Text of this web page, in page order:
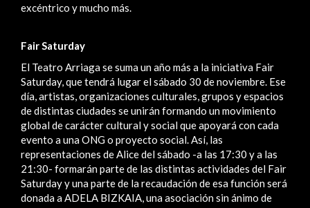
excéntrico y mucho más.
Fair Saturday
El Teatro Arriaga se suma un año más a la iniciativa Fair
Saturday, que tendrá lugar el sábado 30 de noviembre. Ese
día, artistas, organizaciones culturales, grupos y espacios
de distintas ciudades se unirán formando un movimiento
global de carácter cultural y social que apoyará con cada
evento a una ONG o proyecto social. Así, las
representaciones de Alice del sábado -a las 17:30 y a las
21:30- formarán parte de las distintas actividades del Fair
Saturday y una parte de la recaudación de esa función será
donada a ADELA BIZKAIA, una asociación sin ánimo de